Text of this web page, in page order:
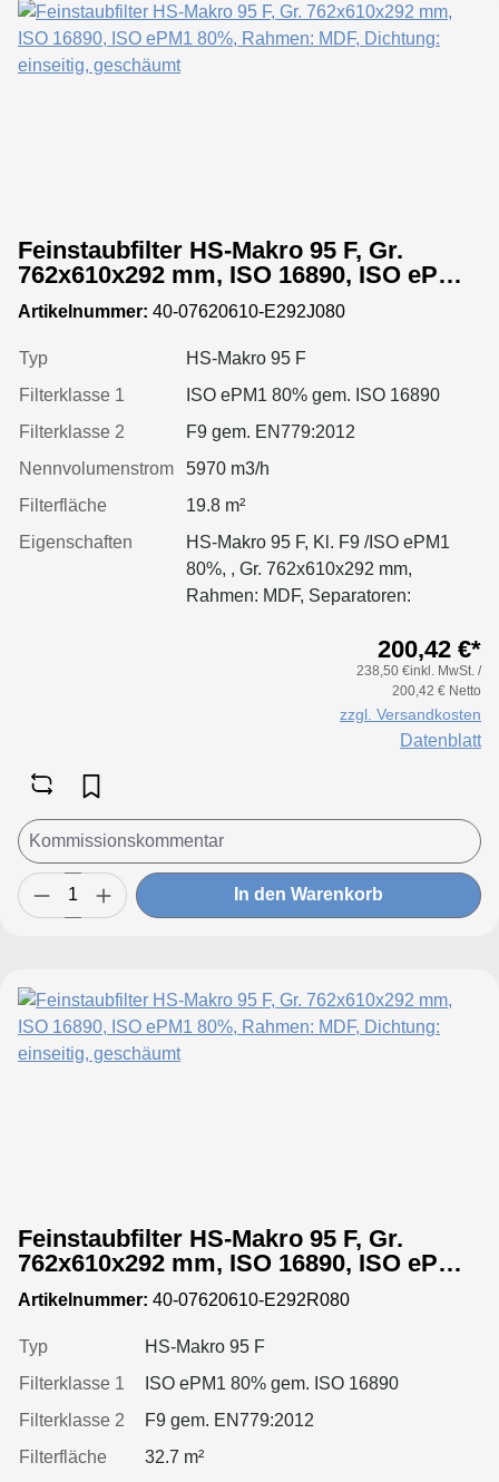
Feinstaubfilter HS-Makro 95 F, Gr.
762x610x292 mm, ISO 16890, ISO ePM1
80%, Rahmen: MDF, Dichtung: einseitig,
geschäumt
Artikelnummer: 40-07620610-E292J080
Typ
HS-Makro 95 F
Filterklasse 1
ISO ePM1 80% gem. ISO 16890
Filterklasse 2
F9 gem. EN779:2012
Nennvolumenstrom
5970 m3/h
Filterfläche
19.8 m²
Eigenschaften
HS-Makro 95 F, Kl. F9 /ISO ePM1
80%, , Gr. 762x610x292 mm,
Rahmen: MDF, Separatoren:
200,42 €*
238,50 €inkl. MwSt. /
200,42 € Netto
zzgl. Versandkosten
Datenblatt
In den Warenkorb
Feinstaubfilter HS-Makro 95 F, Gr.
762x610x292 mm, ISO 16890, ISO ePM1
80%, Rahmen: MDF, Dichtung: einseitig,
geschäumt
Artikelnummer: 40-07620610-E292R080
Typ
HS-Makro 95 F
Filterklasse 1
ISO ePM1 80% gem. ISO 16890
Filterklasse 2
F9 gem. EN779:2012
Filterfläche
32.7 m²